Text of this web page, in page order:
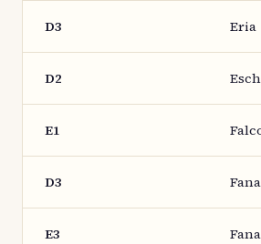
D3 Eria
D2
E1
D3
E3